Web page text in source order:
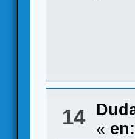
14
« en: